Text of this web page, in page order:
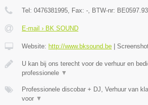
Tel: 0476381995 , Fax: - , BTW-nr:
E-mail › BK SOUND
Website: http://www.bksound.be
U kan bij ons terecht voor de verhuur en
professionele ▼
Professionele discobar + DJ, Verhuur van
voor ▼